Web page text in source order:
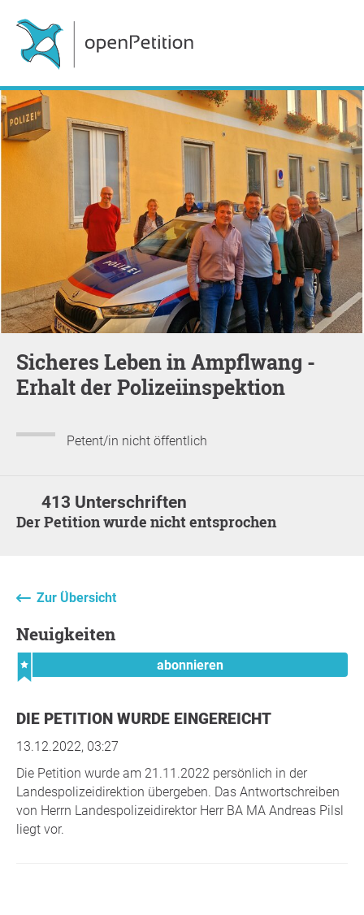
Sicheres Leben in Ampflwang -
Erhalt der Polizeiinspektion
Petent/in nicht öffentlich
413 Unterschriften
Der Petition wurde nicht entsprochen
Zur Übersicht
Neuigkeiten
abonnieren
DIE PETITION WURDE EINGEREICHT
13.12.2022, 03:27
Die Petition wurde am 21.11.2022 persönlich in der
Landespolizeidirektion übergeben. Das Antwortschreiben
von Herrn Landespolizeidirektor Herr BA MA Andreas Pilsl
liegt vor.